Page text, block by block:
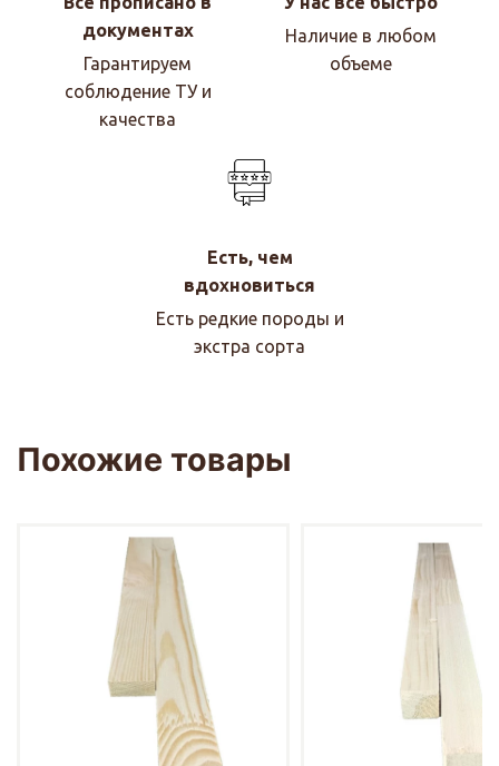
документах
Гарантируем
соблюдение ТУ и
качества
Наличие в любом
объеме
Есть, чем
вдохновиться
Есть редкие породы и
экстра сорта
Похожие товары